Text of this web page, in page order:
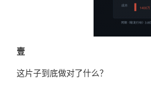
壹
这片子到底做对了什么？